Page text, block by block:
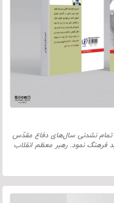
تمام‏ نشدنی سال‌های دفاع مقدّس
فرهنگ نمود. رهبر معظم انقلاب